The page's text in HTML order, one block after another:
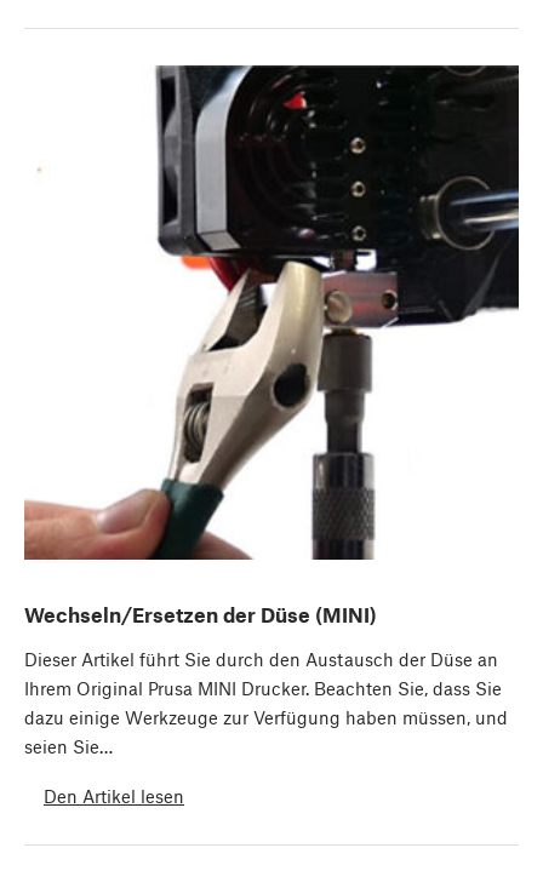
Wechseln/Ersetzen der Düse (MINI)
Dieser Artikel führt Sie durch den Austausch der Düse an
Ihrem Original Prusa MINI Drucker. Beachten Sie, dass Sie
dazu einige Werkzeuge zur Verfügung haben müssen, und
seien Sie…
Den Artikel lesen